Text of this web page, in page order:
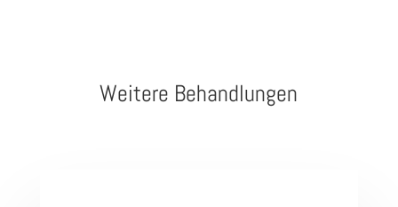
Weitere Behandlungen